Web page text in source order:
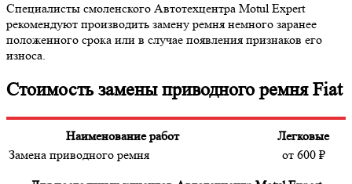
Специалисты смоленского Автотехцентра Motul Expert
рекомендуют производить замену ремня немного заранее
положенного срока или в случае появления признаков его
износа.
Стоимость замены приводного ремня Fiat
Наименование работ
Легковые
Замена приводного ремня
от 600 ₽